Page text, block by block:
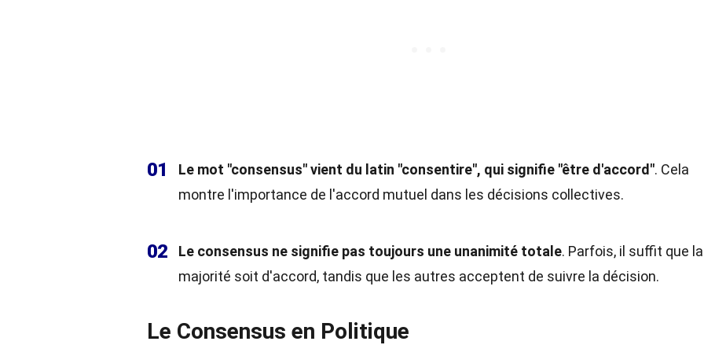
01 Le mot "consensus" vient du latin "consentire", qui signifie "être d'accord". Cela
montre l'importance de l'accord mutuel dans les décisions collectives.
02 Le consensus ne signifie pas toujours une unanimité totale. Parfois, il suffit que la
majorité soit d'accord, tandis que les autres acceptent de suivre la décision.
Le Consensus en Politique